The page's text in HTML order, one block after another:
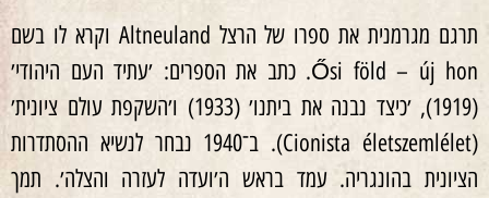
תרגם מגרמנית את ספרו של הרצל Altneuland וקרא לו בשם
Ősi föld – új hon. כתב את הספרים: ׳עתיד העם היהודי׳
(1919), ׳כיצד נבנה את ביתנו׳ (1933) ו׳השקפת עולם ציונית׳
(Cionista életszemlélet). ב־1940 נבחר לנשיא ההסתדרות
הציונית בהונגריה. עמד בראש ה׳ועדה לעזרה והצלה׳. תמך